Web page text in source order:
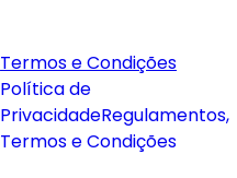
Termos e Condições
Política de
PrivacidadeRegulamentos,
Termos e Condições